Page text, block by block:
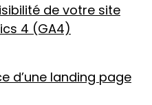
de votre site
4 (GA4)
d’une landing page